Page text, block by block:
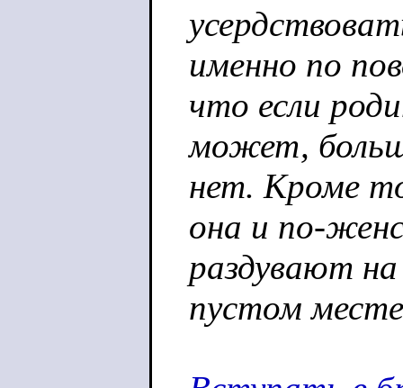
именно по
что если
может,
нет. Кроме
она и по-
раздувают на
пустом месте